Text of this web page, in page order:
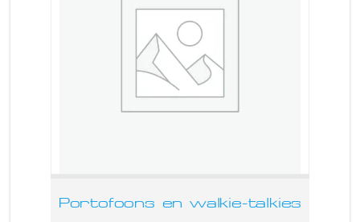
Portofoons en walkie-talkies